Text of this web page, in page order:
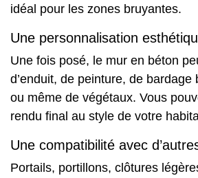
idéal pour les zones bruyantes.
Une personnalisation
Une fois posé, le mur en béton
d’enduit, de peinture, de bardage
ou même de végétaux. Vous
rendu final au style de votre
Une compatibilité avec
Portails, portillons, clôtures